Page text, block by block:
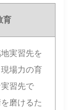
育
実習先を
場力の育
習先で
磨けるた